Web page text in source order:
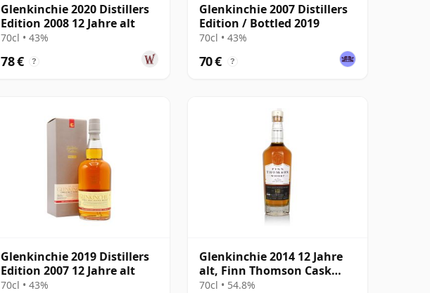
Glenkinchie 2020 Distillers
Edition 2008 12 Jahre alt
70cl • 43%
78 € ?
Glenkinchie 2007 Distillers
Edition / Bottled 2019
70cl • 43%
70 € ?
Glenkinchie 2019 Distillers
Edition 2007 12 Jahre alt
70cl • 43%
Glenkinchie 2014 12 Jahre
alt, Finn Thomson Cask
#3066
70cl • 54.8%